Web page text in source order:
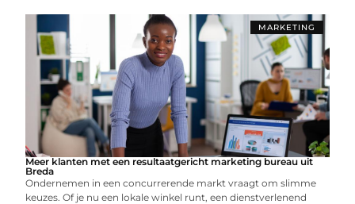
MARKETING
Meer klanten met een resultaatgericht marketing bureau uit
Breda
Ondernemen in een concurrerende markt vraagt om slimme
keuzes. Of je nu een lokale winkel runt, een dienstverlenend